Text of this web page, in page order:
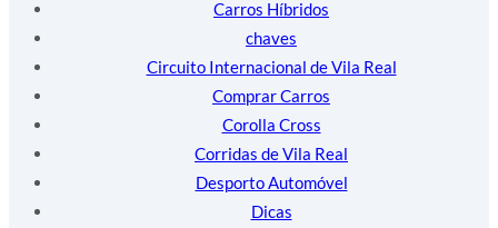
Carros Híbridos
chaves
Circuito Internacional de Vila Real
Comprar Carros
Corolla Cross
Corridas de Vila Real
Desporto Automóvel
Dicas